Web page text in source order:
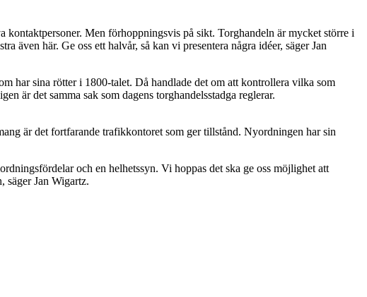
Men förhoppningsvis på sikt. Torghandeln är mycket större i
även här. Ge oss ett halvår, så kan vi presentera några idéer, säger Jan
har sina rötter i 1800-talet. Då handlade det om att kontrollera vilka som
är det samma sak som dagens torghandelsstadga reglerar.
är det fortfarande trafikkontoret som ger tillstånd. Nyordningen har sin
och en helhetssyn. Vi hoppas det ska ge oss möjlighet att
säger Jan Wigartz.